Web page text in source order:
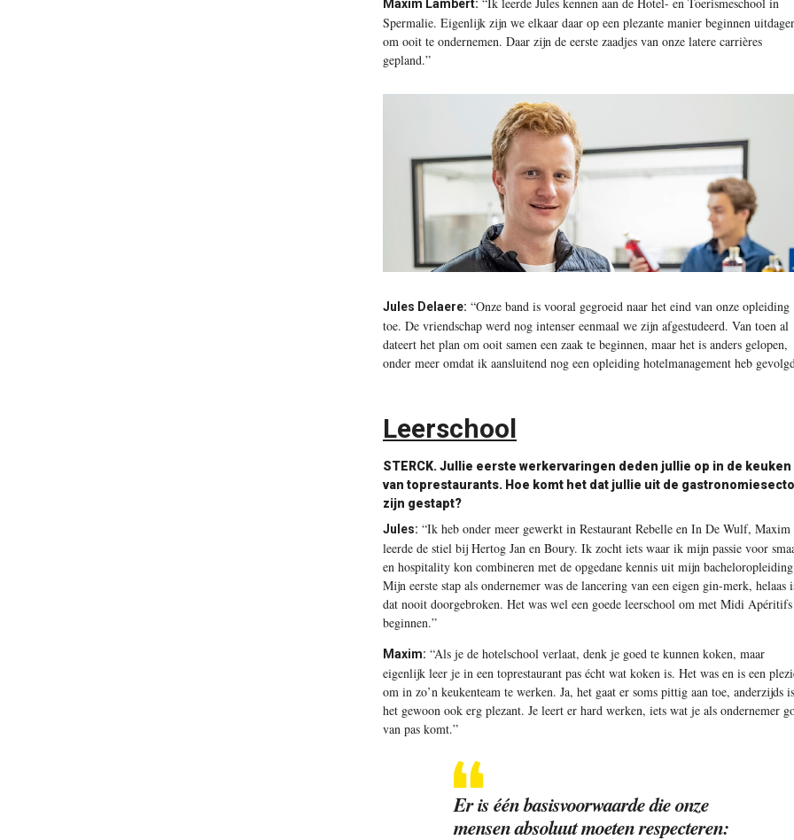
Maxim Lambert:
Spermalie. Eigenlijk zijn we elkaar daar op een plezante manier beginnen
om ooit te ondernemen. Daar zijn de eerste zaadjes van onze latere carrières
gepland.”
Jules Delaere: “Onze band is vooral gegroeid naar het eind van onze opleiding
toe. De vriendschap werd nog intenser eenmaal we zijn afgestudeerd. Van toen al
dateert het plan om ooit samen een zaak te beginnen, maar het is anders gelopen,
onder meer omdat ik aansluitend nog een opleiding hotelmanagement heb
Leerschool
STERCK. Jullie eerste werkervaringen deden jullie op in de keuken
van toprestaurants. Hoe komt het dat jullie uit de
zijn gestapt?
Jules: “Ik heb onder meer gewerkt in Restaurant Rebelle en In De Wulf, Maxim
leerde de stiel bij Hertog Jan en Boury. Ik zocht iets waar ik mijn passie voor
en hospitality kon combineren met de opgedane kennis uit mijn
Mijn eerste stap als ondernemer was de lancering van een eigen gin-merk, helaas
dat nooit doorgebroken. Het was wel een goede leerschool om met Midi
beginnen.”
Maxim: “Als je de hotelschool verlaat, denk je goed te kunnen koken, maar
eigenlijk leer je in een toprestaurant pas écht wat koken is. Het was en is een
om in zo’n keukenteam te werken. Ja, het gaat er soms pittig aan toe, anderzijds is
het gewoon ook erg plezant. Je leert er hard werken, iets wat je als ondernemer
van pas komt.”
Er is één basisvoorwaarde die onze
mensen absoluut moeten respecteren: